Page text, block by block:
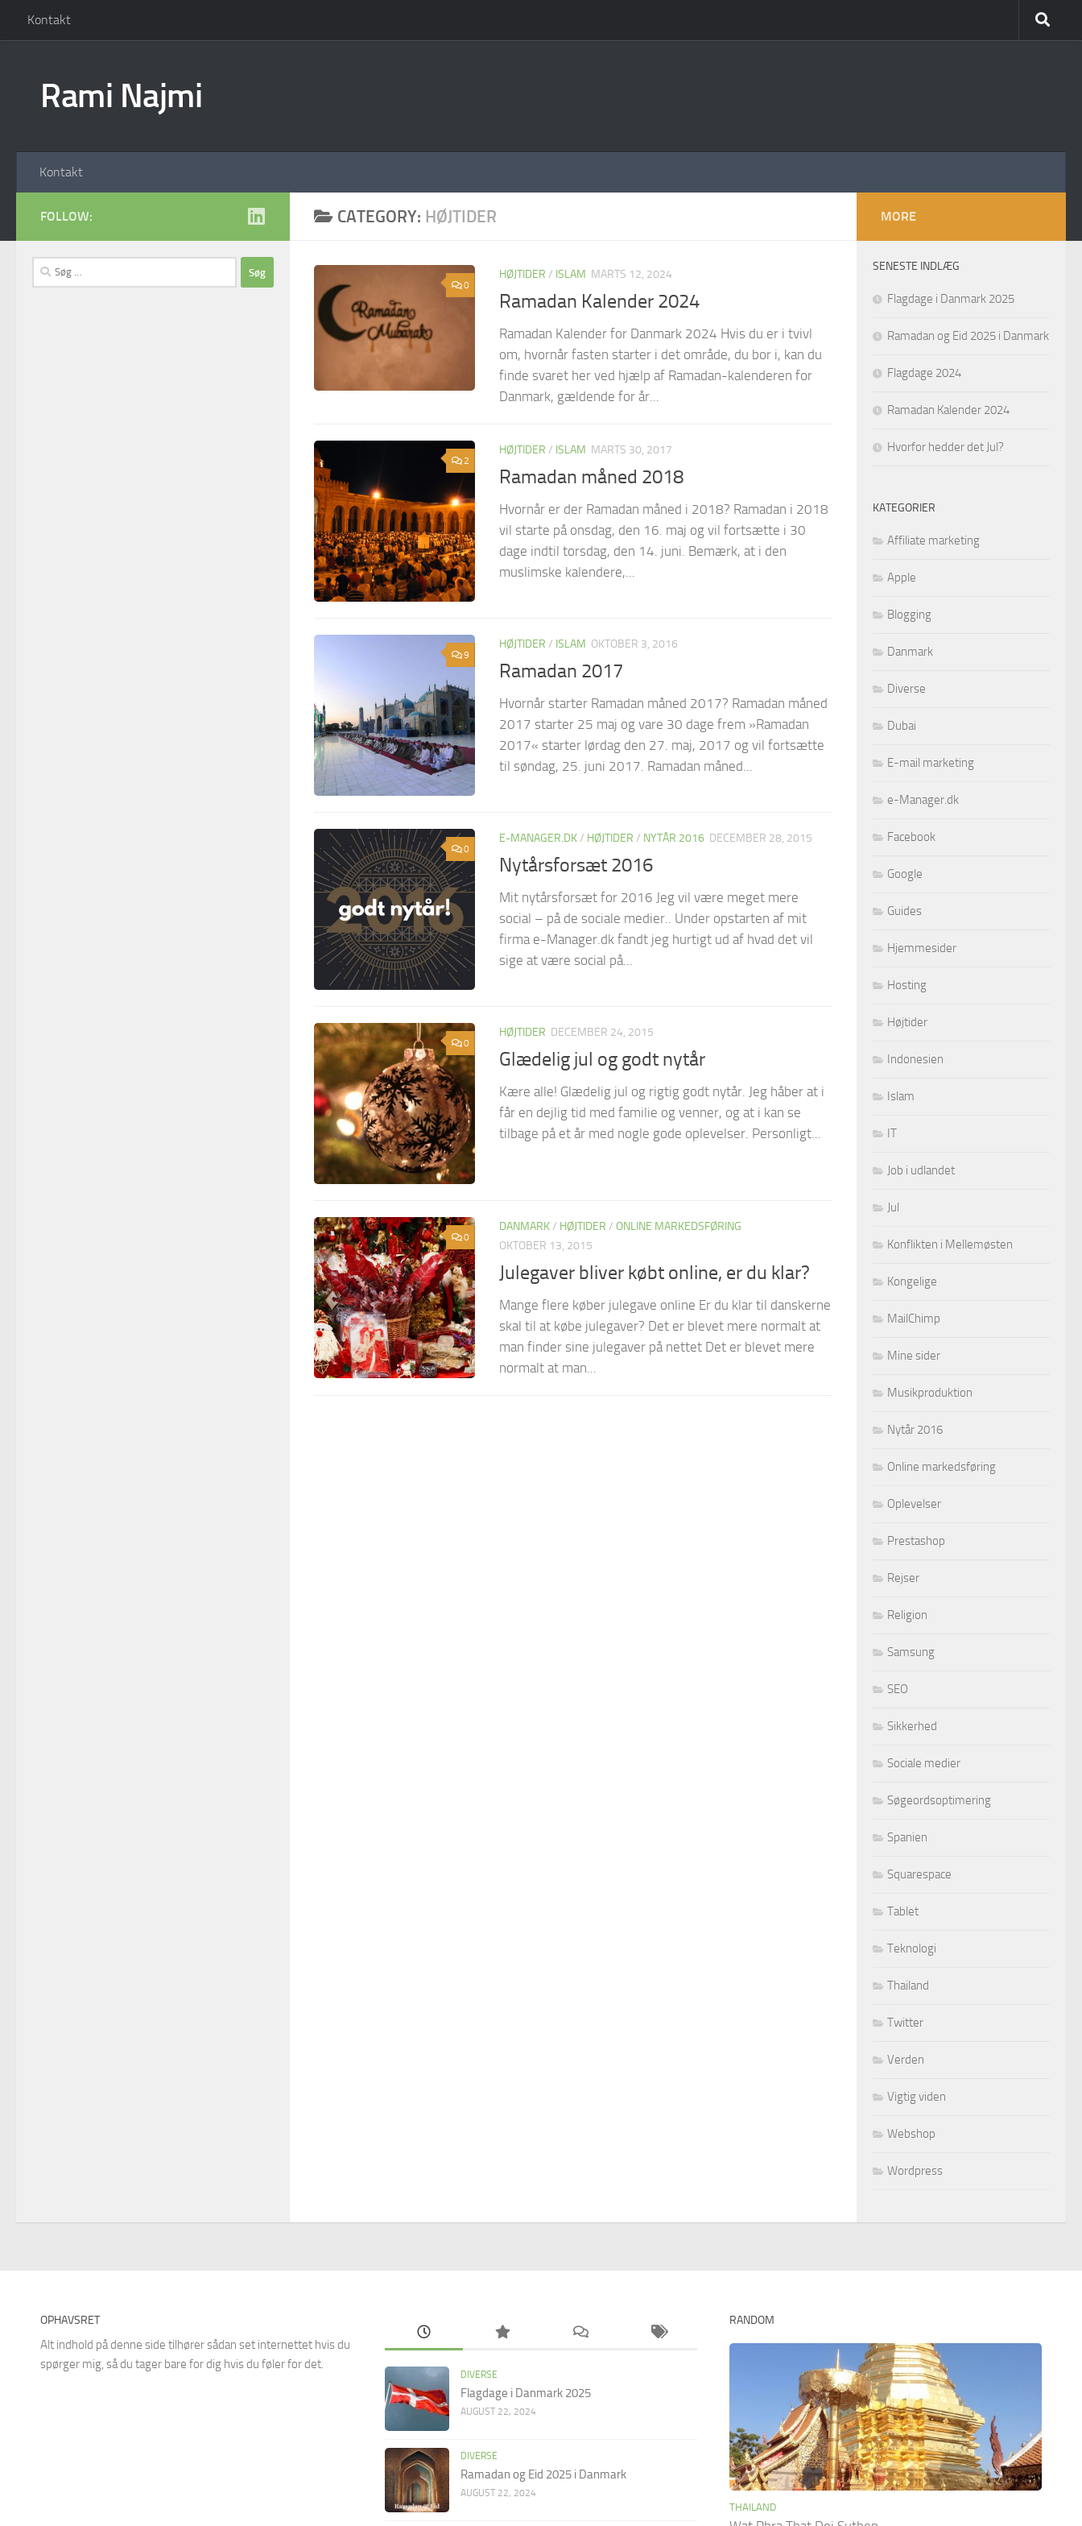
Skip to content
Kontakt
Rami Najmi
Kontakt
CATEGORY: HØJTIDER
0
HØJTIDER / ISLAM MARTS 12, 2024
Ramadan Kalender 2024
Ramadan Kalender for Danmark 2024 Hvis du er i tvivl
om, hvornår fasten starter i det område, du bor i, kan du
finde svaret her ved hjælp af Ramadan-kalenderen for
Danmark, gældende for år...
2
HØJTIDER / ISLAM MARTS 30, 2017
Ramadan måned 2018
Hvornår er der Ramadan måned i 2018? Ramadan i 2018
vil starte på onsdag, den 16. maj og vil fortsætte i 30
dage indtil torsdag, den 14. juni. Bemærk, at i den
muslimske kalendere,...
9
HØJTIDER / ISLAM OKTOBER 3, 2016
Ramadan 2017
Hvornår starter Ramadan måned 2017? Ramadan måned
2017 starter 25 maj og vare 30 dage frem »Ramadan
2017« starter lørdag den 27. maj, 2017 og vil fortsætte
til søndag, 25. juni 2017. Ramadan måned...
0
E-MANAGER.DK/ HØJTIDER / NYTÅR 2016 DECEMBER 28, 2015
Nytårsforsæt 2016
Mit nytårsforsæt for 2016 Jeg vil være meget mere
social – på de sociale medier.. Under opstarten af mit
firma e-Manager.dk fandt jeg hurtigt ud af hvad det vil
sige at være social på...
0
HØJTIDER DECEMBER 24, 2015
Glædelig jul og godt nytår
Kære alle! Glædelig jul og rigtig godt nytår. Jeg håber at i
får en dejlig tid med familie og venner, og at i kan se
tilbage på et år med nogle gode oplevelser. Personligt...
0
DANMARK/ HØJTIDER / ONLINE MARKEDSFØRING
OKTOBER 13, 2015
Julegaver bliver købt online, er du klar?
Mange flere køber julegave online Er du klar til danskerne
skal til at købe julegaver? Det er blevet mere normalt at
man finder sine julegaver på nettet Det er blevet mere
normalt at man...
FOLLOW:
Søg
efter:
MORE
SENESTE INDLÆG
Flagdage i Danmark 2025
Ramadan og Eid 2025 i Danmark
Flagdage 2024
Ramadan Kalender 2024
Hvorfor hedder det Jul?
KATEGORIER
Affiliate marketing
Apple
Blogging
Danmark
Diverse
Dubai
E-mail marketing
e-Manager.dk
Facebook
Google
Guides
Hjemmesider
Hosting
Højtider
Indonesien
Islam
IT
Job i udlandet
Jul
Konflikten i Mellemøsten
Kongelige
MailChimp
Mine sider
Musikproduktion
Nytår 2016
Online markedsføring
Oplevelser
Prestashop
Rejser
Religion
Samsung
SEO
Sikkerhed
Sociale medier
Søgeordsoptimering
Spanien
Squarespace
Tablet
Teknologi
Thailand
Twitter
Verden
Vigtig viden
Webshop
Wordpress
OPHAVSRET
Alt indhold på denne side tilhører sådan set internettet hvis du
spørger mig, så du tager bare for dig hvis du føler for det.
DIVERSE
Flagdage i Danmark 2025
AUGUST 22, 2024
DIVERSE
Ramadan og Eid 2025 i Danmark
AUGUST 22, 2024
RANDOM
THAILAND